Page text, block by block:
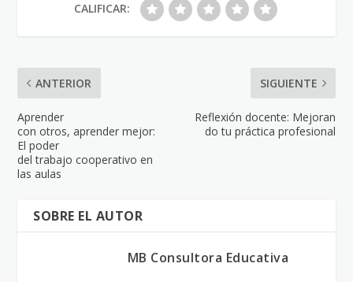
CALIFICAR:
ANTERIOR
Aprender
con otros, aprender mejor:
El poder
del trabajo cooperativo en
las aulas
SIGUIENTE
Reflexión docente: Mejoran
do tu práctica profesional
SOBRE EL AUTOR
MB Consultora Educativa